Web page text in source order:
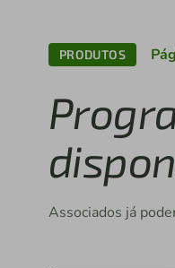
PRODUTOS
Associados já